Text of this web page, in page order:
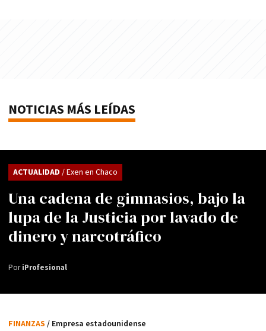
NOTICIAS MÁS LEÍDAS
Una cadena de gimnasios, bajo la
lupa de la Justicia por lavado de
dinero y narcotráfico
ACTUALIDAD / Exen en Chaco
PoriProfesional
FINANZAS / Empresa estadounidense